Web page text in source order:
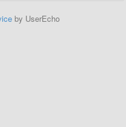
by UserEcho